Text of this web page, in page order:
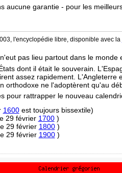
aucune garantie - pour les
l'encyclopédie libre, disponible avec la
pas lieu partout dans le monde
dont il était le souverain.
assez rapidement. L'Angleterre
ne l'adoptèrent qu'au
pour rattrapper le nouveau
1600est toujours bissextile)
29 février 1700)
29 février 1800)
29 février 1900)